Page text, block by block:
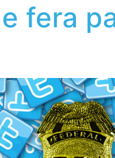
fera